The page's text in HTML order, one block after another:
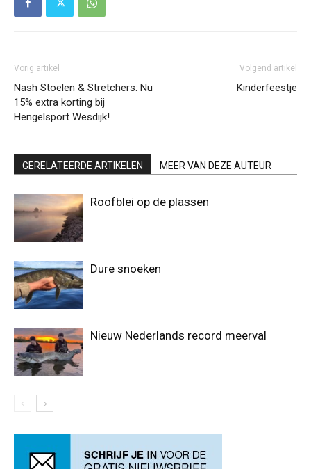
Vorig artikel
Nash Stoelen & Stretchers: Nu
15% extra korting bij
Hengelsport Wesdijk!
Volgend artikel
Kinderfeestje
GERELATEERDE ARTIKELEN MEER VAN DEZE AUTEUR
Roofblei op de plassen
Dure snoeken
Nieuw Nederlands record meerval